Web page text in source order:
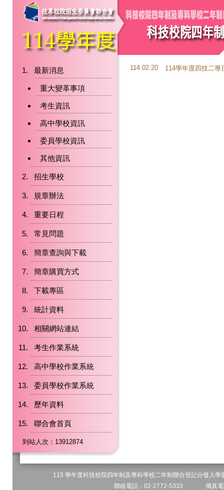
最新消息
重大變革事項
考生資訊
高中學校資訊
委員學校資訊
其他資訊
招生學校
規章辦法
重要日程
常見問題
簡章查詢與下載
簡章購買方式
下載專區
統計資料
相關網站連結
考生作業系統
高中學校作業系統
委員學校作業系統
歷年資料
聯合會首頁
到站人次：13912874
114.02.20 114學年度四技二專
115 學年度科技校院四年制及專科學校二年制聯合登記分發
聯絡電話：02-2772-5333 傳真